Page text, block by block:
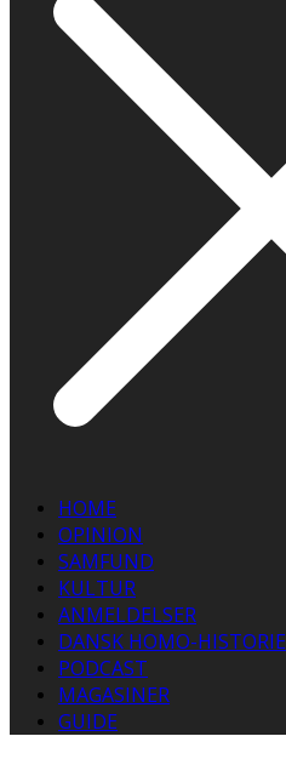
HOME
OPINION
SAMFUND
KULTUR
ANMELDELSER
DANSK HOMO-HISTORIE
PODCAST
MAGASINER
GUIDE